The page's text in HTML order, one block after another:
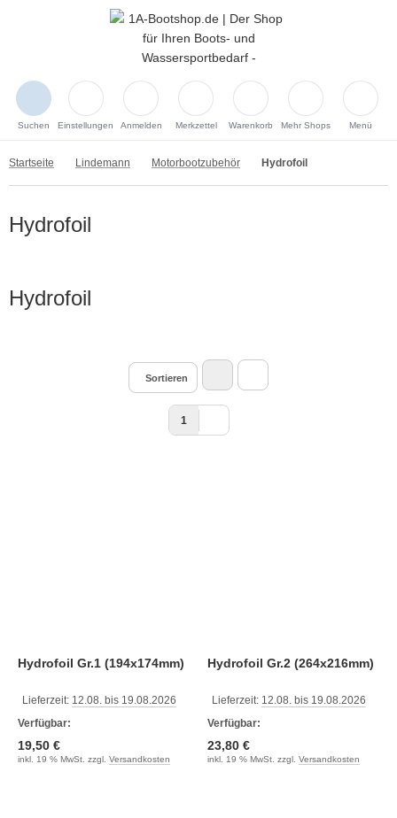
Suchen Einstellungen Anmelden Merkzettel Warenkorb Mehr Shops Menü
Startseite Lindemann Motorbootzubehör Hydrofoil
Hydrofoil
Hydrofoil
Sortieren
1
Hydrofoil Gr.1 (194x174mm)
Lieferzeit: 12.08. bis 19.08.2026
Verfügbar:
19,50 €
inkl. 19 % MwSt. zzgl. Versandkosten
Hydrofoil Gr.2 (264x216mm)
Lieferzeit: 12.08. bis 19.08.2026
Verfügbar:
23,80 €
inkl. 19 % MwSt. zzgl. Versandkosten